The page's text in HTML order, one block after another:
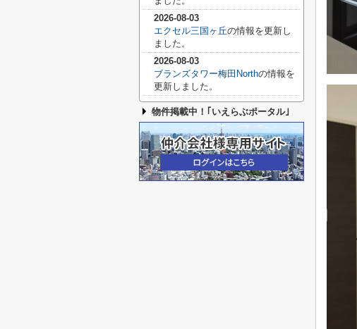
2026-08-03
エクセル三国ヶ丘の情報を更新し
ました。
2026-08-03
ブランズタワー梅田Northの情報を
更新しました。
物件掲載中！｢いえらぶポータル｣